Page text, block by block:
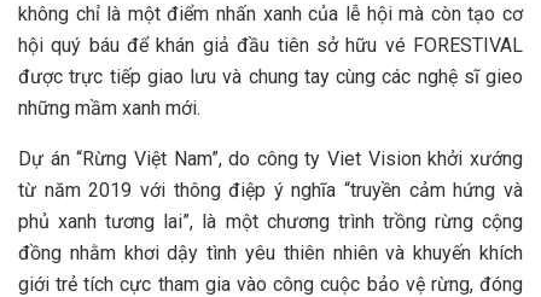
không chỉ là một điểm nhấn xanh của lễ hội mà còn tạo cơ
hội quý báu để khán giả đầu tiên sở hữu vé FORESTIVAL
được trực tiếp giao lưu và chung tay cùng các nghệ sĩ gieo
những mầm xanh mới.
Dự án “Rừng Việt Nam”, do công ty Viet Vision khởi xướng
từ năm 2019 với thông điệp ý nghĩa “truyền cảm hứng và
phủ xanh tương lai”, là một chương trình trồng rừng cộng
đồng nhằm khơi dậy tình yêu thiên nhiên và khuyến khích
giới trẻ tích cực tham gia vào công cuộc bảo vệ rừng, đóng